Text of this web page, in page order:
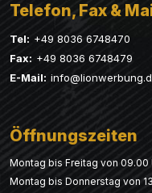
Telefon, Fax &
Tel: +49 8036 6748470
Fax: +49 8036 6748479
E-Mail:
Öffnungszeiten
Montag bis Freitag von 09.00
Montag bis Donnerstag von